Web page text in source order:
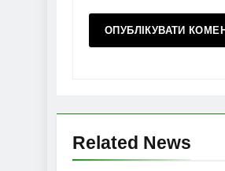
Related News